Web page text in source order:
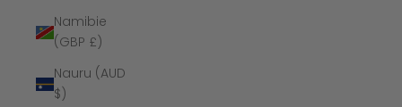
Namibie
(GBP £)
Nauru (AUD
$)